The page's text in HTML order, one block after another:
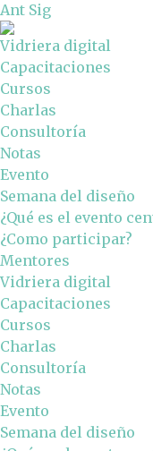
Ant Sig
Vidriera digital
Capacitaciones
Cursos
Charlas
Consultoría
Notas
Evento
Semana del diseño
¿Qué es el evento
¿Como participar?
Mentores
Vidriera digital
Capacitaciones
Cursos
Charlas
Consultoría
Notas
Evento
Semana del diseño